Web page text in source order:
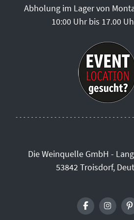
Abholung im Lager von
10:00 Uhr bis 17.00
Die Weinquelle GmbH -
53842 Troisdorf,